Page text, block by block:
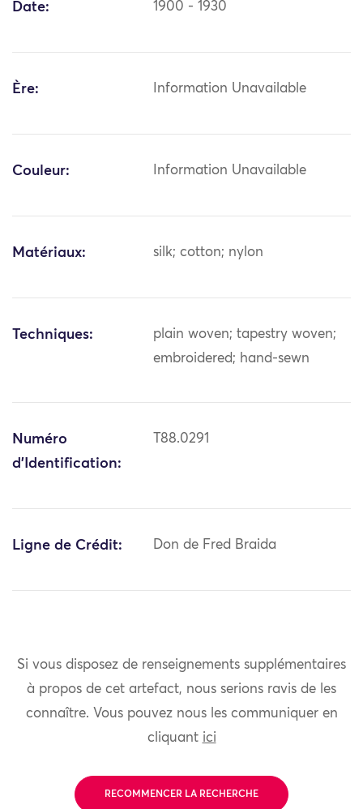
Date: 1900 - 1930
Ère: Information Unavailable
Couleur: Information Unavailable
Matériaux: silk; cotton; nylon
Techniques:
plain woven; tapestry woven;
embroidered; hand-sewn
Numéro
d'Identification:
T88.0291
Ligne de Crédit: Don de Fred Braida
Si vous disposez de renseignements supplémentaires
à propos de cet artefact, nous serions ravis de les
connaître. Vous pouvez nous les communiquer en
cliquant ici
RECOMMENCER LA RECHERCHE